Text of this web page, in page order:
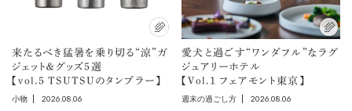
来たるべき猛暑を乗り切る“涼”ガ
ジェット＆グッズ5選
【vol.5 TSUTSUのタンブラー】
小物 2026.08.06
愛犬と過ごす“ワンダフル”なラグ
ジュアリーホテル
【Vol.1 フェアモント東京】
週末の過ごし方 2026.08.06